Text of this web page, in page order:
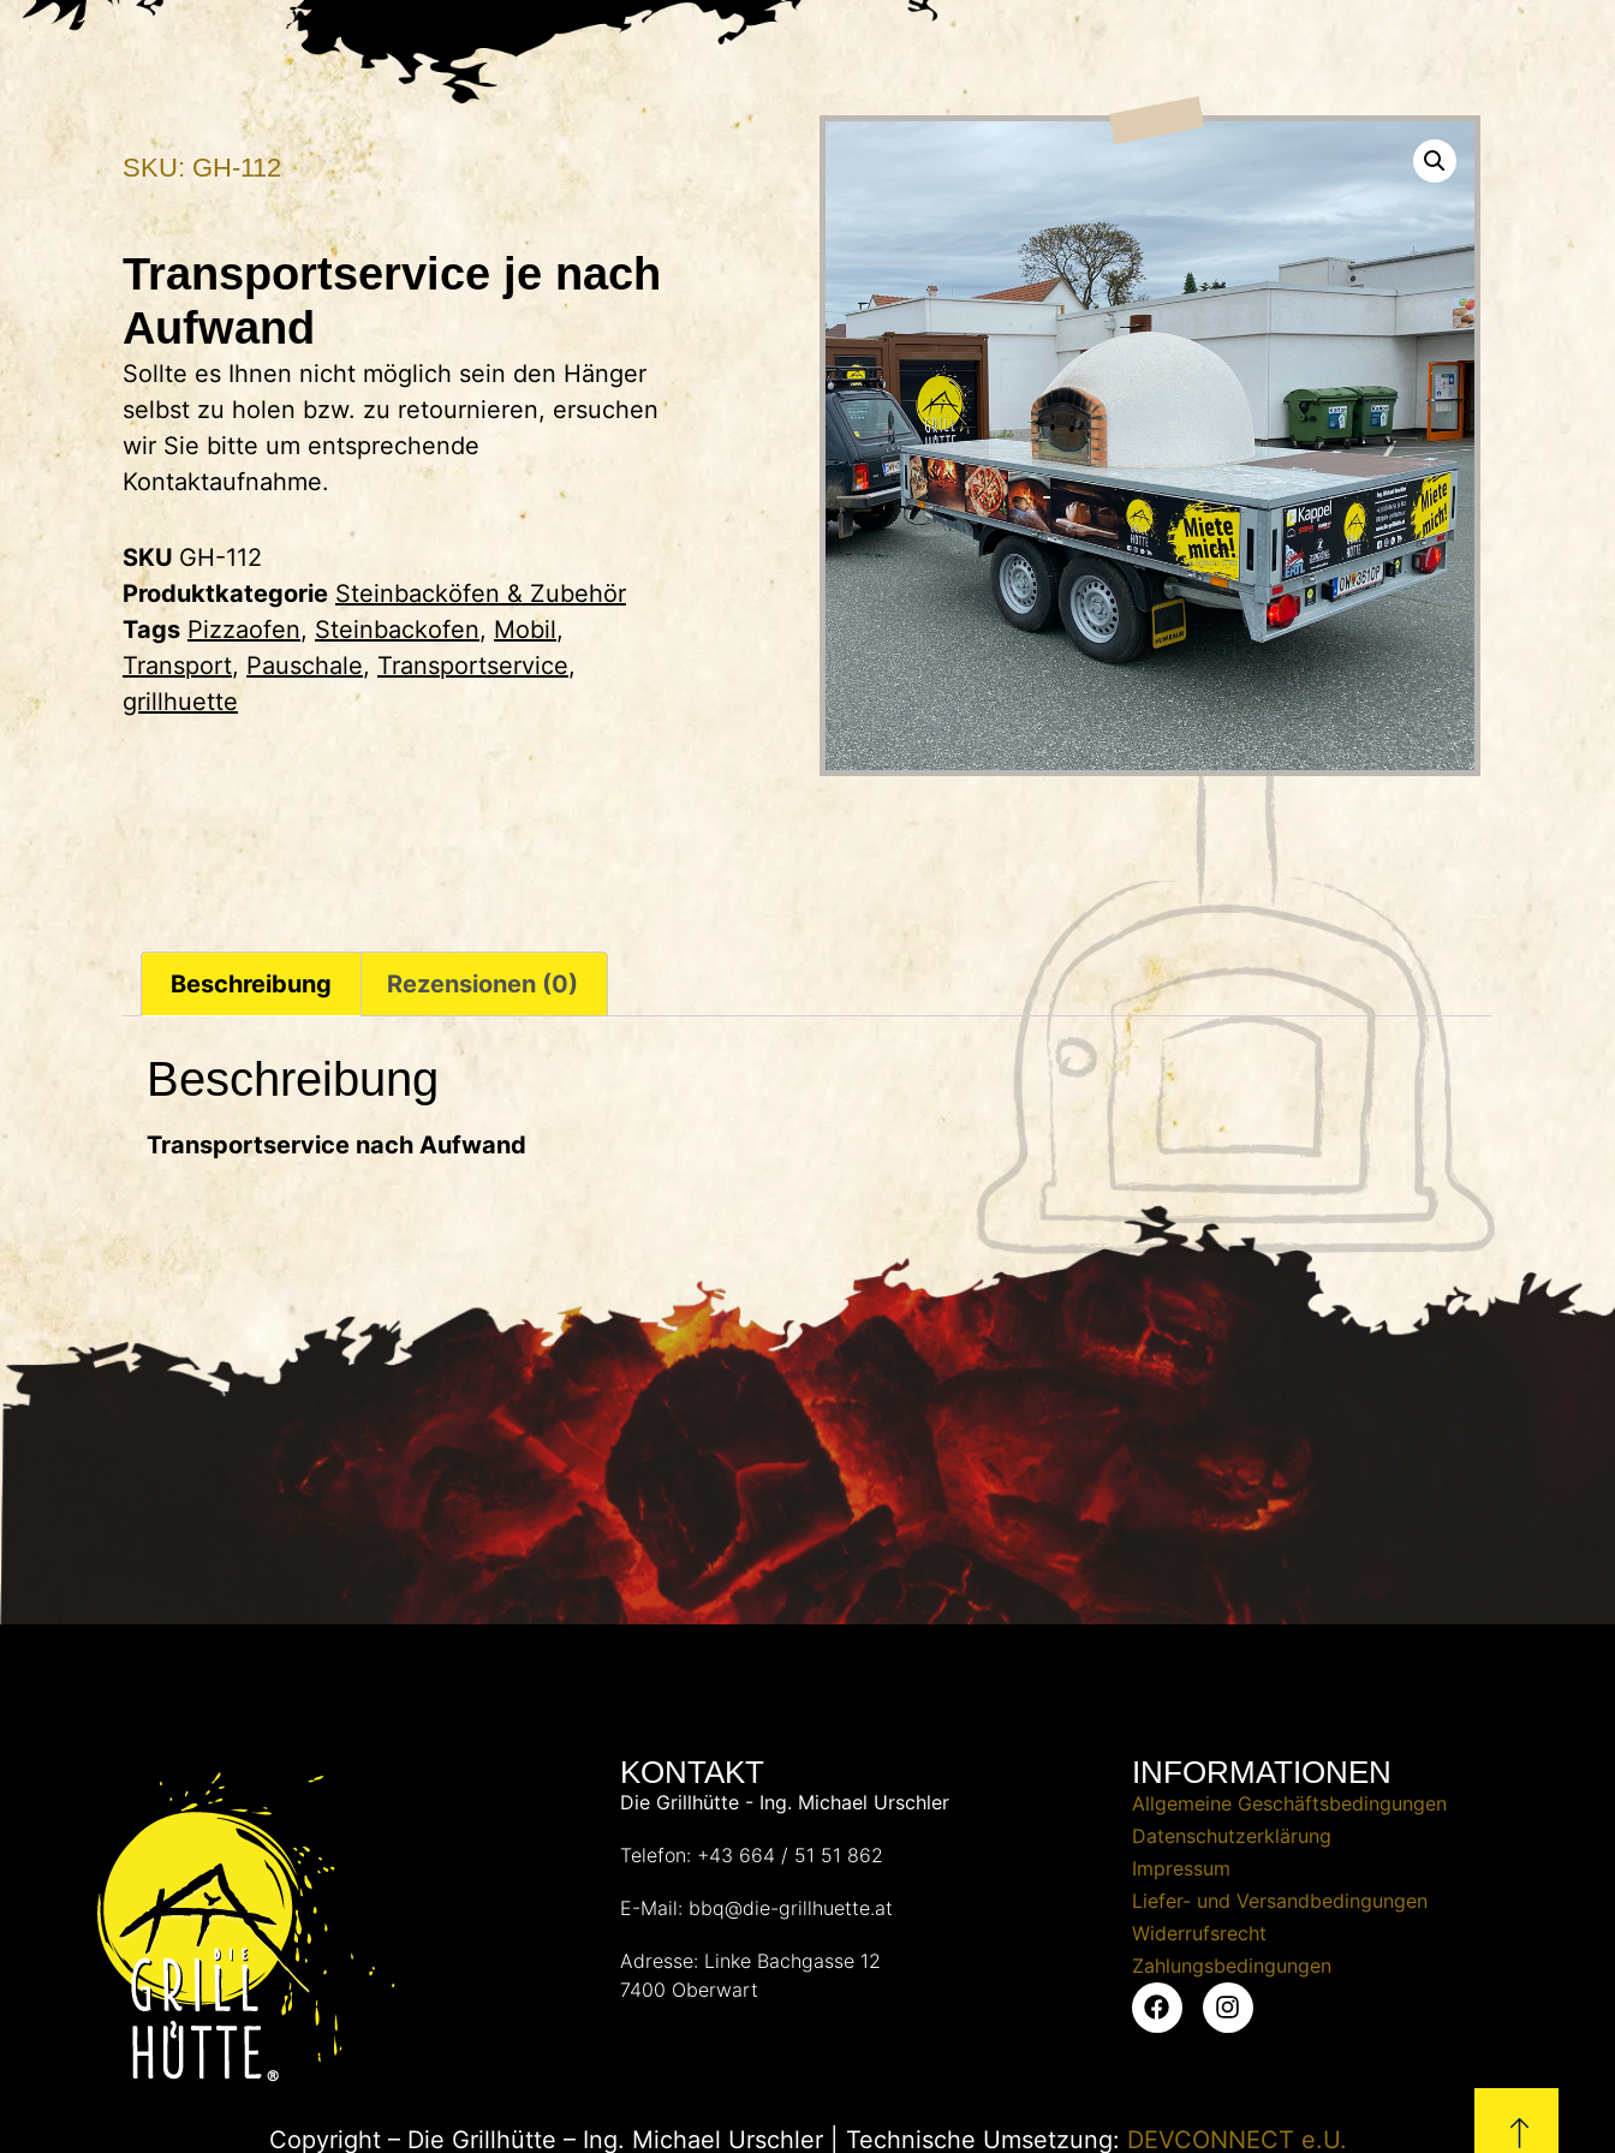
SKU: GH-112
Transportservice je nach
Aufwand
Sollte es Ihnen nicht möglich sein den Hänger
selbst zu holen bzw. zu retournieren, ersuchen
wir Sie bitte um entsprechende
Kontaktaufnahme.
SKU GH-112
Produktkategorie Steinbacköfen & Zubehör
Tags Pizzaofen, Steinbackofen, Mobil,
Transport, Pauschale, Transportservice,
grillhuette
Beschreibung Rezensionen (0)
Beschreibung
Transportservice nach Aufwand
KONTAKT
Die Grillhütte - Ing. Michael Urschler
Telefon: +43 664 / 51 51 862
E-Mail: bbq@die-grillhuette.at
Adresse: Linke Bachgasse 12
7400 Oberwart
INFORMATIONEN
Allgemeine Geschäftsbedingungen
Datenschutzerklärung
Impressum
Liefer- und Versandbedingungen
Widerrufsrecht
Zahlungsbedingungen
Copyright – Die Grillhütte – Ing. Michael Urschler | Technische Umsetzung: DEVCONNECT e.U.